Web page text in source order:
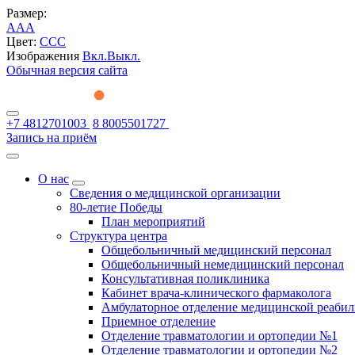
Размер:
AAA
Цвет: CCC
Изображения Вкл.Выкл.
Обычная версия сайта
+7 4812701003 8 8005501727
Запись на приём
О нас
Сведения о медицинской организации
80-летие Победы
План мероприятий
Структура центра
Общебольничный медицинский персонал
Общебольничный немедицинский персонал
Консультативная поликлиника
Кабинет врача-клинического фармаколога
Амбулаторное отделение медицинской
Приемное отделение
Отделение травматологии и ортопедии №1
Отделение травматологии и ортопедии №2